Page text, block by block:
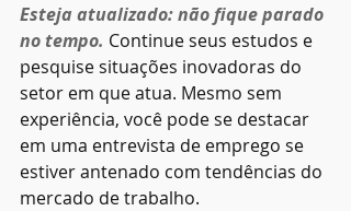
Esteja atualizado: não fique parado
no tempo. Continue seus estudos e
pesquise situações inovadoras do
setor em que atua. Mesmo sem
experiência, você pode se destacar
em uma entrevista de emprego se
estiver antenado com tendências do
mercado de trabalho.